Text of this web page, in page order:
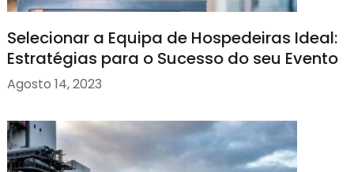
Selecionar a Equipa de Hospedeiras Ideal:
Estratégias para o Sucesso do seu Evento
Agosto 14, 2023